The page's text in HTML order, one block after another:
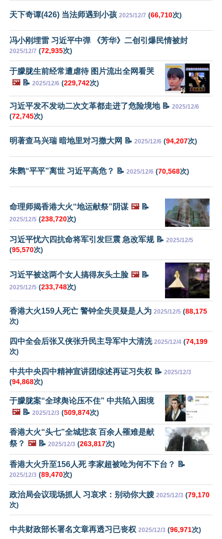
天下奇谭(426) 当法师遇到小孩 2025/12/7 (66,710次)
冯小刚埋雷 习近平中弹 《芳华》二创引爆民情被封
2025/12/7 (72,935次)
于朦胧生前经常遭虐待 图片流出全网看哭
🖼️📝 2025/12/6 (229,742次)
习近平发不发动二次文革都走进了危险境地 📝 2025/12/6
(72,745次)
明著查马兴瑞 暗地里对习撒大网 📝 2025/12/6 (94,207次)
朱鹮“平平”离世 习近平高危？ 📝 2025/12/6 (70,568次)
命理师揭香港大火“地运献祭”阴谋 🖼️📝
2025/12/5 (238,720次)
习近平忧六四抗命将军引发巨震 急改军规 📝 2025/12/5
(95,570次)
习近平被这两个女人搞得灰头土脸 🖼️📝
2025/12/5 (233,748次)
香港大火159人死亡 警钟全失灵疑是人为 2025/12/5 (88,175
次)
四中全会后张又侠张升民主导军中大清洗 2025/12/4 (74,199
次)
中共中央四中精神宣讲团综述再证习失权 📝 2025/12/3
(94,868次)
于朦胧案“全球舆论压不住” 中共陷入困境
🖼️📝 2025/12/3 (509,874次)
香港大火“头七”全城悲哀 百余人罹难是献
祭？ 🖼️📝 2025/12/3 (263,817次)
香港大火升至156人死 李家超被呛为何不下台？ 📝
2025/12/3 (89,470次)
政治局会议现场抓人 习哀求：别动你大嫂 2025/12/3 (79,170
次)
中共财政部长署名文章再透习已丧权 2025/12/3 (96,971次)